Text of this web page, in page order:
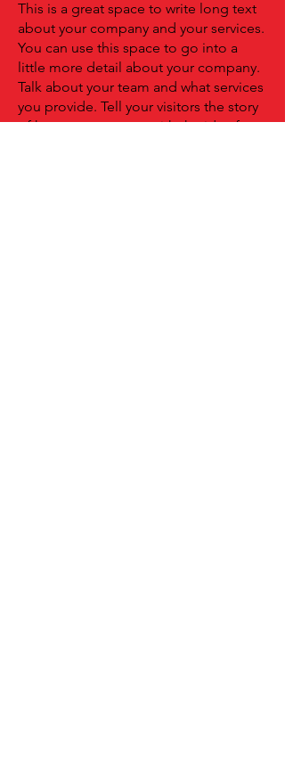
This is a great space to write long text
about your company and your services.
You can use this space to go into a
little more detail about your company.
Talk about your team and what services
you provide. Tell your visitors the story
of how you came up with the idea for